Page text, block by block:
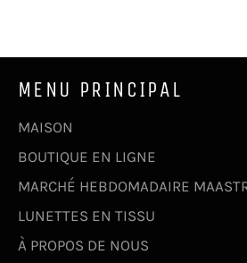
MENU PRINCIPAL
MAISON
BOUTIQUE EN LIGNE
MARCHÉ HEBDOMADAIRE
LUNETTES EN TISSU
À PROPOS DE NOUS